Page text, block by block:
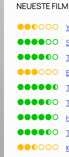
NEUESTE